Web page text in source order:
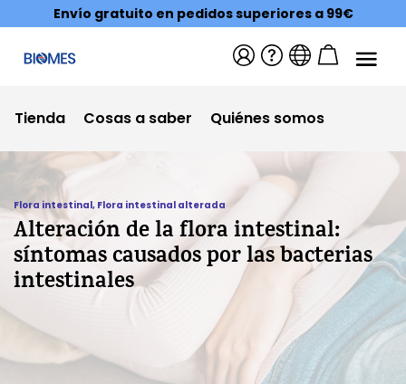
Envío gratuito en pedidos superiores a 99€
Tienda Cosas a saber Quiénes somos
Flora intestinal, Flora intestinal alterada
Alteración de la flora intestinal:
síntomas causados por las bacterias
intestinales